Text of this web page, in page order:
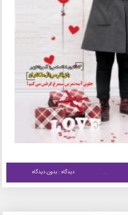
دیدگاه : بدون دیدگاه